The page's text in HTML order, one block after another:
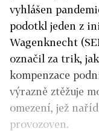
vyhlášen
podotkl jeden z
Wagenknecht
označil za trik,
kompenzace
výrazně ztěžuje
omezení, jež
provozoven.